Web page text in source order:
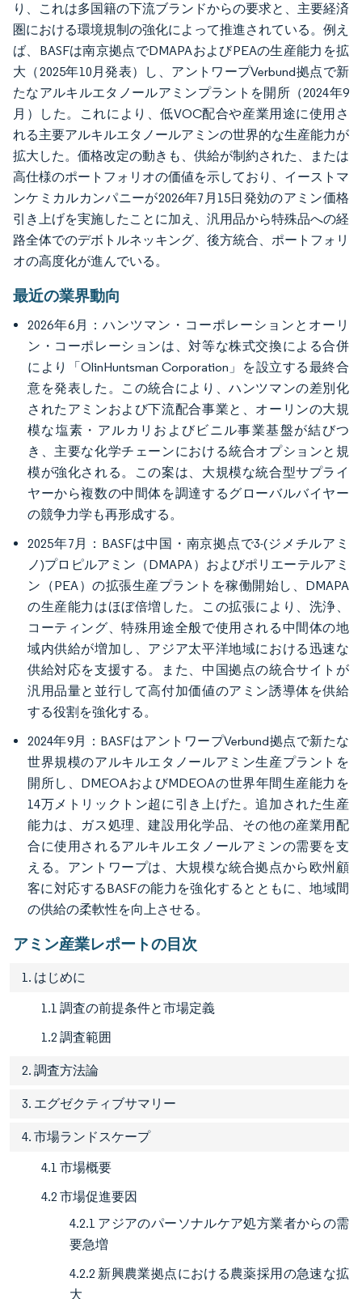
り、これは多国籍の下流ブランドからの要求と、主要経済
圏における環境規制の強化によって推進されている。例え
ば、BASFは南京拠点でDMAPAおよびPEAの生産能力を拡
大（2025年10月発表）し、アントワープVerbund拠点で新
たなアルキルエタノールアミンプラントを開所（2024年9
月）した。これにより、低VOC配合や産業用途に使用さ
れる主要アルキルエタノールアミンの世界的な生産能力が
拡大した。価格改定の動きも、供給が制約された、または
高仕様のポートフォリオの価値を示しており、イーストマ
ンケミカルカンパニーが2026年7月15日発効のアミン価格
引き上げを実施したことに加え、汎用品から特殊品への経
路全体でのデボトルネッキング、後方統合、ポートフォリ
オの高度化が進んでいる。
最近の業界動向
2026年6月：ハンツマン・コーポレーションとオーリ
ン・コーポレーションは、対等な株式交換による合併
により「OlinHuntsman Corporation」を設立する最終合
意を発表した。この統合により、ハンツマンの差別化
されたアミンおよび下流配合事業と、オーリンの大規
模な塩素・アルカリおよびビニル事業基盤が結びつ
き、主要な化学チェーンにおける統合オプションと規
模が強化される。この案は、大規模な統合型サプライ
ヤーから複数の中間体を調達するグローバルバイヤー
の競争力学も再形成する。
2025年7月：BASFは中国・南京拠点で3-(ジメチルアミ
ノ)プロピルアミン（DMAPA）およびポリエーテルアミ
ン（PEA）の拡張生産プラントを稼働開始し、DMAPA
の生産能力はほぼ倍増した。この拡張により、洗浄、
コーティング、特殊用途全般で使用される中間体の地
域内供給が増加し、アジア太平洋地域における迅速な
供給対応を支援する。また、中国拠点の統合サイトが
汎用品量と並行して高付加価値のアミン誘導体を供給
する役割を強化する。
2024年9月：BASFはアントワープVerbund拠点で新たな
世界規模のアルキルエタノールアミン生産プラントを
開所し、DMEOAおよびMDEOAの世界年間生産能力を
14万メトリックトン超に引き上げた。追加された生産
能力は、ガス処理、建設用化学品、その他の産業用配
合に使用されるアルキルエタノールアミンの需要を支
える。アントワープは、大規模な統合拠点から欧州顧
客に対応するBASFの能力を強化するとともに、地域間
の供給の柔軟性を向上させる。
アミン産業レポートの目次
1. はじめに
1.1 調査の前提条件と市場定義
1.2 調査範囲
2. 調査方法論
3. エグゼクティブサマリー
4. 市場ランドスケープ
4.1 市場概要
4.2 市場促進要因
4.2.1 アジアのパーソナルケア処方業者からの需
要急増
4.2.2 新興農業拠点における農薬採用の急速な拡
大